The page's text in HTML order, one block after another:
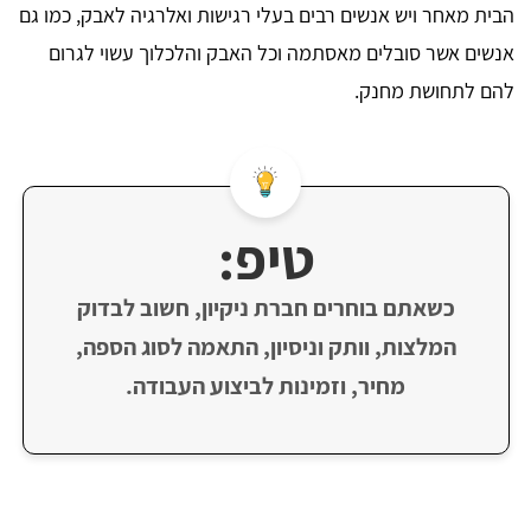
הבית מאחר ויש אנשים רבים בעלי רגישות ואלרגיה לאבק, כמו גם
אנשים אשר סובלים מאסתמה וכל האבק והלכלוך עשוי לגרום
להם לתחושת מחנק.
טיפ:
כשאתם בוחרים חברת ניקיון, חשוב לבדוק
המלצות, וותק וניסיון, התאמה לסוג הספה,
מחיר, וזמינות לביצוע העבודה.